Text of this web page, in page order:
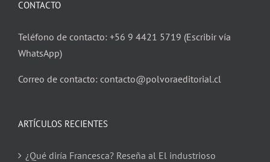
CONTACTO
Teléfono de contacto: +56 9 4421 5719 (Escribir vía
WhatsApp)
Correo de contacto: contacto@polvoraeditorial.cl
ARTÍCULOS RECIENTES
¿Qué diría Francesca? Reseña al El industrioso